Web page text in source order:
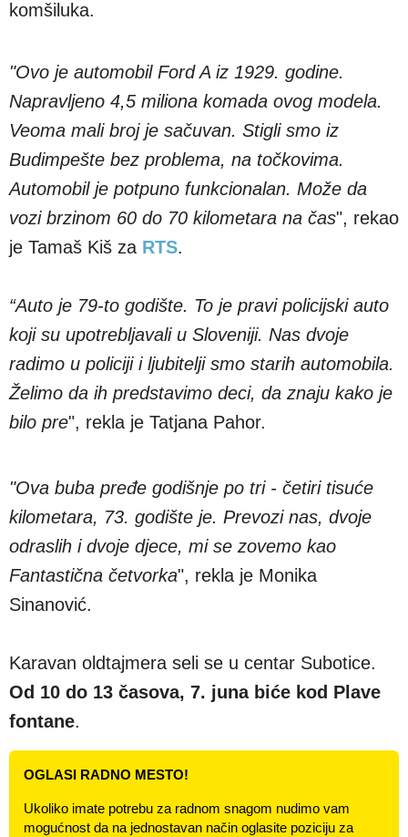
komšiluka.
"Ovo je automobil Ford A iz 1929. godine.
Napravljeno 4,5 miliona komada ovog modela.
Veoma mali broj je sačuvan. Stigli smo iz
Budimpešte bez problema, na točkovima.
Automobil je potpuno funkcionalan. Može da
vozi brzinom 60 do 70 kilometara na čas", rekao
je Tamaš Kiš za RTS.
“Auto je 79-to godište. To je pravi policijski auto
koji su upotrebljavali u Sloveniji. Nas dvoje
radimo u policiji i ljubitelji smo starih automobila.
Želimo da ih predstavimo deci, da znaju kako je
bilo pre", rekla je Tatjana Pahor.
"Ova buba pređe godišnje po tri - četiri tisuće
kilometara, 73. godište je. Prevozi nas, dvoje
odraslih i dvoje djece, mi se zovemo kao
Fantastična četvorka", rekla je Monika
Sinanović.
Karavan oldtajmera seli se u centar Subotice.
Od 10 do 13 časova, 7. juna biće kod Plave
fontane.
OGLASI RADNO MESTO!
Ukoliko imate potrebu za radnom snagom nudimo vam
mogućnost da na jednostavan način oglasite poziciju za